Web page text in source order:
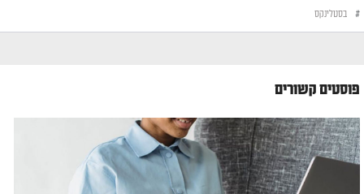
# בסטלינקס
פוסטים קשורים